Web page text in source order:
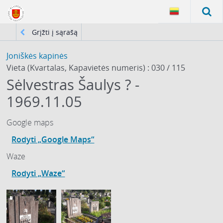
Grįžti į sąrašą
Joniškės kapinės
Vieta (Kvartalas, Kapavietės numeris) : 030 / 115
Sėlvestras Šaulys ? -
1969.11.05
Google maps
Rodyti „Google Maps“
Waze
Rodyti „Waze“